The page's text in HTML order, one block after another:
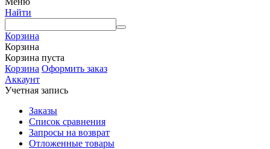
Найти
Корзина
Корзина
Корзина пуста
Корзина Оформить заказ
Аккаунт
Учетная запись
Заказы
Список сравнения
Запросы на возврат
Отложенные товары